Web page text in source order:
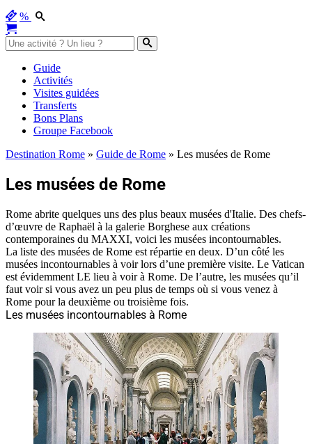
%
Guide
Activités
Visites guidées
Transferts
Bons Plans
Groupe Facebook
Destination Rome » Guide de Rome » Les musées de Rome
Les musées de Rome
Rome abrite quelques uns des plus beaux musées d'Italie. Des chefs-
d’œuvre de Raphaël à la galerie Borghese aux créations
contemporaines du MAXXI, voici les musées incontournables.
La liste des musées de Rome est répartie en deux. D’un côté les
musées incontournables à voir lors d’une première visite. Le Vatican
est évidemment LE lieu à voir à Rome. De l’autre, les musées qu’il
faut voir si vous avez un peu plus de temps où si vous venez à
Rome pour la deuxième ou troisième fois.
Les musées incontournables à Rome